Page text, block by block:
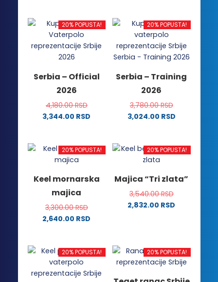
mogu
biti
izabrane
na
proizvoda.
ima
više
varijanti.
Opcije
biti
izabrane
na
stranici
20% POPUSTA!
Serbia – Official
2026
4,180.00RSD
3,344.00 RSD
ima
više
Opcije
mogu
biti
izabrane
proizvoda.
20% POPUSTA!
Serbia – Training
2026
3,780.00RSD
3,024.00 RSD
ima
više
Opcije
mogu
biti
proizvoda.
20% POPUSTA!
Keel mornarska
majica
3,300.00RSD
2,640.00 RSD
ima
više
varijanti.
20% POPUSTA!
Majica “Tri zlata”
3,540.00RSD
2,832.00 RSD
više
varijanti.
20% POPUSTA! 20% POPUSTA!